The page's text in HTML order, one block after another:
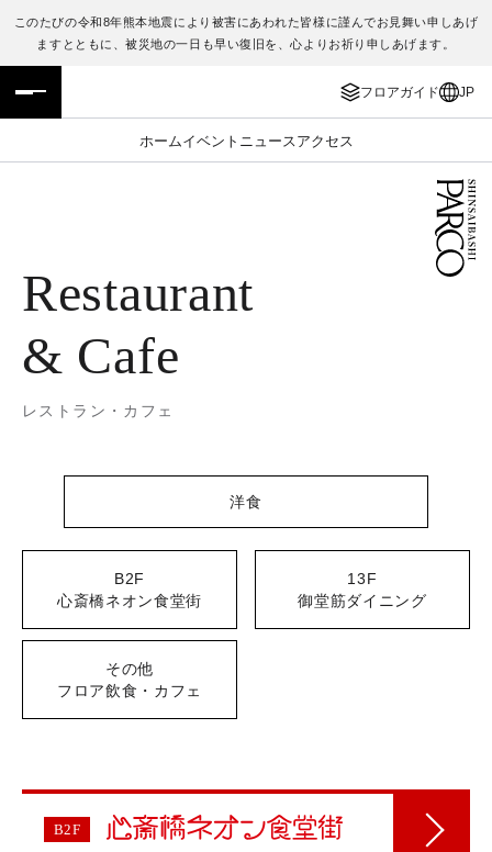
このたびの令和8年熊本地震により被害にあわれた皆様に謹んでお見舞い申しあげ
ますとともに、被災地の一日も早い復旧を、心よりお祈り申しあげます。
フロアガイド JP
ホームイベント ニュース アクセス
フロアガイド
施設案内・アクセス
レストラン・カフェ
PARCOメンバーズ
ENGLISH
繁体字
ภาษาไทย
Restaurant
& Cafe
レストラン・カフェ
洋食
B2F
心斎橋ネオン食堂街
13F
御堂筋ダイニング
その他
フロア飲食・カフェ
B2F